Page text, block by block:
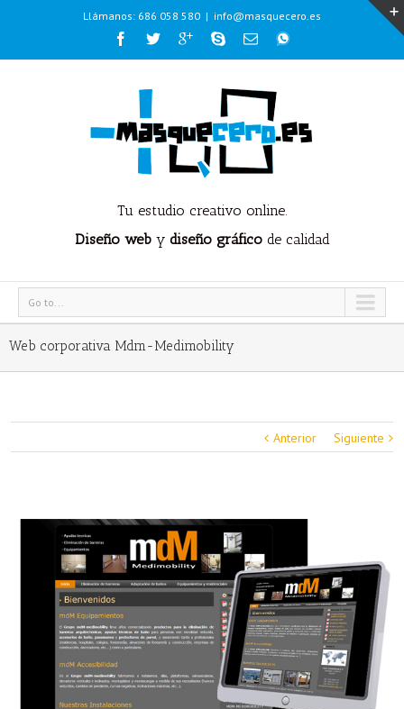
Llámanos: 686 058 580 | info@masquecero.es
Tu estudio creativo online.
Diseño weby diseño gráficode calidad
Go to...
Web corporativa Mdm-Medimobility
Anterior Siguiente